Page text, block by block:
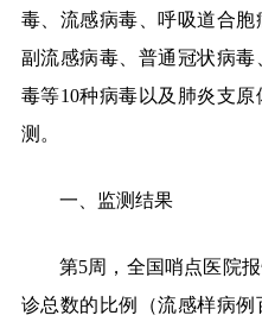
毒、流感病毒、呼吸道合胞
副流感病毒、普通冠状病
毒等10种病毒以及肺炎支
测。
一、监测结果
第5周，全国哨点医院
诊总数的比例（流感样病例